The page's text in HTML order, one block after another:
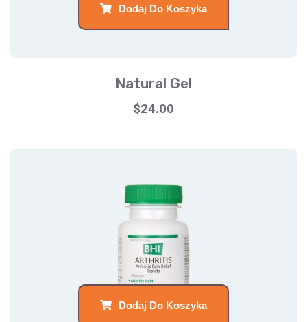
Dodaj Do Koszyka
Natural Gel
$24.00
Dodaj Do Koszyka